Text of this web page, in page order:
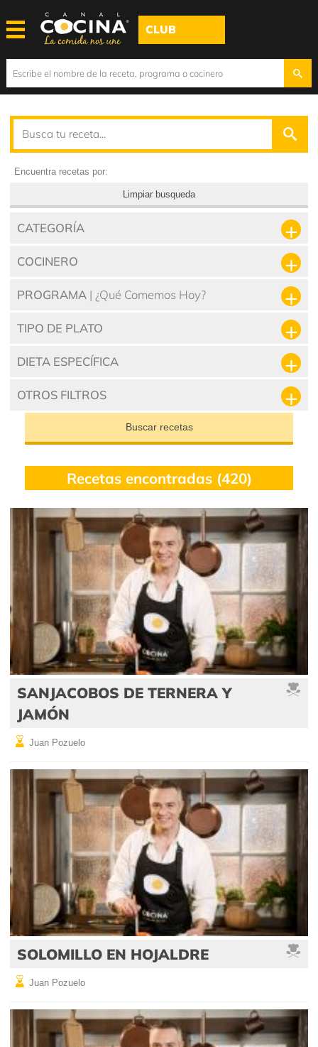
CLUB
Encuentra recetas por:
Limpiar busqueda
CATEGORÍA
COCINERO
PROGRAMA | ¿Qué Comemos Hoy?
TIPO DE PLATO
DIETA ESPECÍFICA
OTROS FILTROS
Buscar recetas
Recetas encontradas (420)
SANJACOBOS DE TERNERA Y
JAMÓN
Juan Pozuelo
SOLOMILLO EN HOJALDRE
Juan Pozuelo